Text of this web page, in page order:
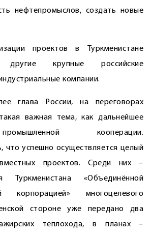
нефтепромыслов, создать новые
проектов в Туркменистане
крупные российские
компании.
глава России, на переговорах
важная тема, как дальнейшее
кооперации.
что успешно осуществляется целый
проектов. Среди них –
Туркменистана «Объединённой
корпорацией» многоцелевого
стороне уже передано два
теплохода, в планах –